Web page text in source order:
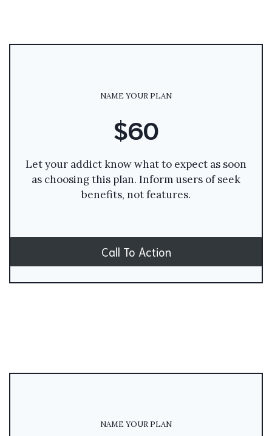
NAME YOUR PLAN
$60
Let your addict know what to expect as soon
as choosing this plan. Inform users of seek
benefits, not features.
Call To Action
NAME YOUR PLAN